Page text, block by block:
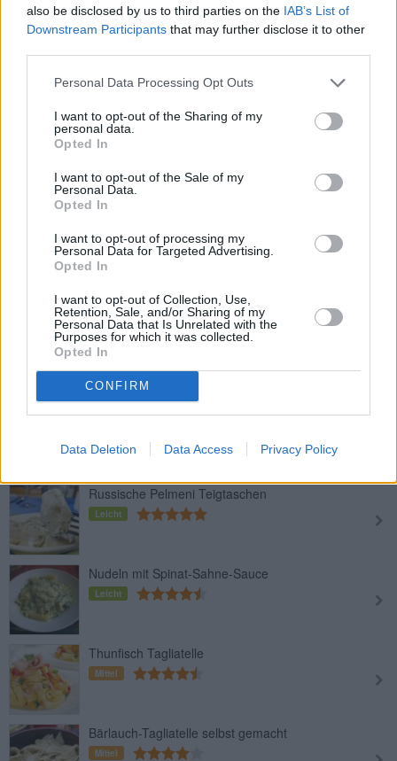
also be disclosed by us to third parties on the IAB’s List of
Downstream Participants that may further disclose it to other
Personal Data Processing Opt Outs
I want to opt-out of the Sharing of my
personal data.
Opted In
I want to opt-out of the Sale of my
Personal Data.
Opted In
I want to opt-out of processing my
Personal Data for Targeted Advertising.
Opted In
I want to opt-out of Collection, Use,
Retention, Sale, and/or Sharing of my
Personal Data that Is Unrelated with the
Purposes for which it was collected.
Opted In
CONFIRM
Data Deletion Data Access Privacy Policy
Nudeln mit Zucchini und Ei
Leicht
Linguine mit Meeresfrüchten
Leicht
Farfalle Nudeln mit Tomatensauce
und Garnelen
Leicht
Nudeln mit Linsen
Kastanien-Nudelteig Grundrezept
Leicht
Penne mit Parmaschinken und
Mittel
Russische Pelmeni Teigtaschen
Leicht
Nudeln mit Spinat-Sahne-Sauce
Leicht
Thunfisch Tagliatelle
Mittel
Bärlauch-Tagliatelle selbst gemacht
Mittel